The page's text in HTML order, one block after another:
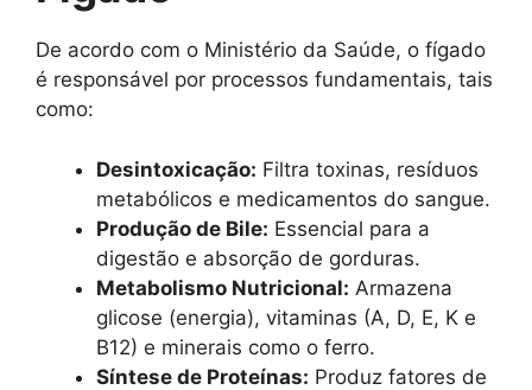
De acordo com o Ministério da Saúde, o fígado
é responsável por processos fundamentais, tais
como:
Desintoxicação: Filtra toxinas, resíduos
metabólicos e medicamentos do sangue.
Produção de Bile: Essencial para a
digestão e absorção de gorduras.
Metabolismo Nutricional: Armazena
glicose (energia), vitaminas (A, D, E, K e
B12) e minerais como o ferro.
Síntese de Proteínas: Produz fatores de